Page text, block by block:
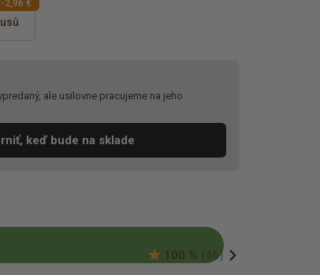
-2,96 €
ale usilovne pracujeme na jeho
keď bude na sklade
100 % (46)